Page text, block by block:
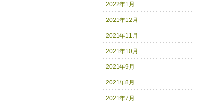
2022年1月
2021年12月
2021年11月
2021年10月
2021年9月
2021年8月
2021年7月